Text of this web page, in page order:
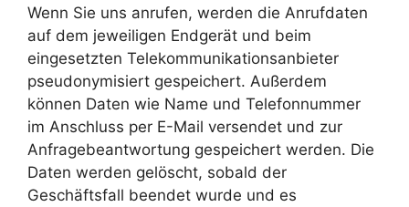
Wenn Sie uns anrufen, werden die Anrufdaten
auf dem jeweiligen Endgerät und beim
eingesetzten Telekommunikationsanbieter
pseudonymisiert gespeichert. Außerdem
können Daten wie Name und Telefonnummer
im Anschluss per E-Mail versendet und zur
Anfragebeantwortung gespeichert werden. Die
Daten werden gelöscht, sobald der
Geschäftsfall beendet wurde und es